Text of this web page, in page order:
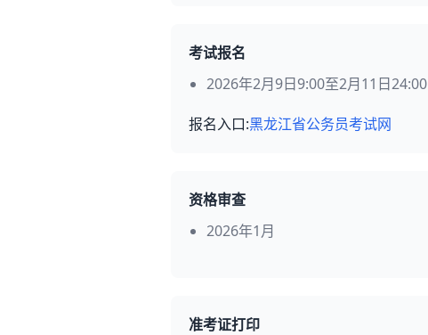
考试报名
2026年2月9日9:00至2月11日24:00
报名入口:黑龙江省公务员考试网
资格审查
2026年1月
准考证打印